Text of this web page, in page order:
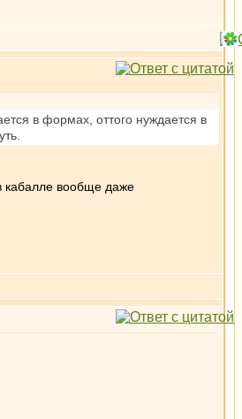
в формах, оттого нуждается в
кабалле вообще даже